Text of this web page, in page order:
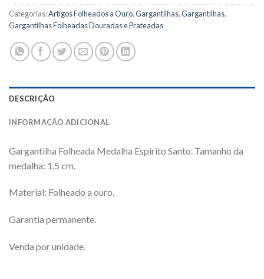
Categorias:Artigos Folheados a Ouro,Gargantilhas,Gargantilhas,
Gargantilhas Folheadas Douradas e Prateadas
DESCRIÇÃO
INFORMAÇÃO ADICIONAL
Gargantilha Folheada Medalha Espírito Santo. Tamanho da
medalha: 1,5 cm.
Material: Folheado a ouro.
Garantia permanente.
Venda por unidade.